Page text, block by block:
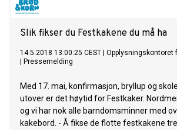
Slik fikser du Festkakene du må ha
14.5.2018 13:00:25 CEST
Opplysningskontoret
Pressemelding
Med 17. mai, konfirmasjon, bryllup og
utover er det høytid for Festkaker.
og vi har nok alle barndomsminner med
kakebord. - Å fikse de flotte festkakene